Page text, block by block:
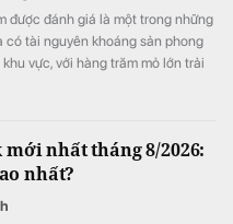
được đánh giá là một trong những
có tài nguyên khoáng sản phong
vực, với hàng trăm mỏ lớn trải
nhất tháng 8/2026:
nhất?